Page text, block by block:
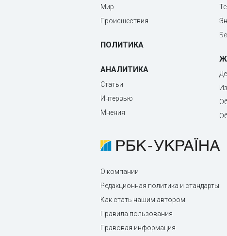
Мир
Происшествия
ПОЛИТИКА
АНАЛИТИКА
Статьи
Интервью
Мнения
О компании
Редакционная политика и стандарты
Как стать нашим автором
Правила пользования
Правовая информация